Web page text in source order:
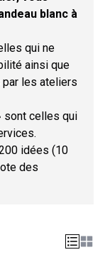
blanc à
qui ne
ainsi que
par les ateliers
sont celles qui
idées (10
des